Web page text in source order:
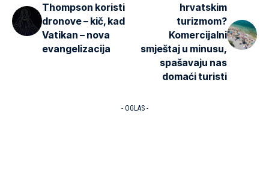
Thompson koristi
dronove – kič, kad
Vatikan – nova
evangelizacija
hrvatskim
turizmom?
Komercijalni
smještaj u minusu,
spašavaju nas
domaći turisti
- OGLAS -